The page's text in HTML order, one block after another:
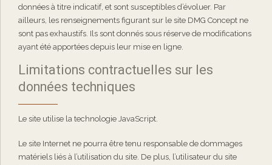
données à titre indicatif, et sont susceptibles d’évoluer. Par
ailleurs, les renseignements figurant sur le site DMG Concept ne
sont pas exhaustifs. Ils sont donnés sous réserve de modifications
ayant été apportées depuis leur mise en ligne.
Limitations contractuelles sur les
données techniques
Le site utilise la technologie JavaScript.
Le site Internet ne pourra être tenu responsable de dommages
matériels liés à l’utilisation du site. De plus, l’utilisateur du site